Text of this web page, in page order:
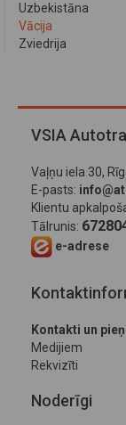
Uzbekistāna
Vācija
Zviedrija
VSIA
Vaļņu iela 30,
E-pasts:
Klientu
Tālrunis:
e-adrese
Kontakti un
Medijiem
Rekvizīti
Noderīgi